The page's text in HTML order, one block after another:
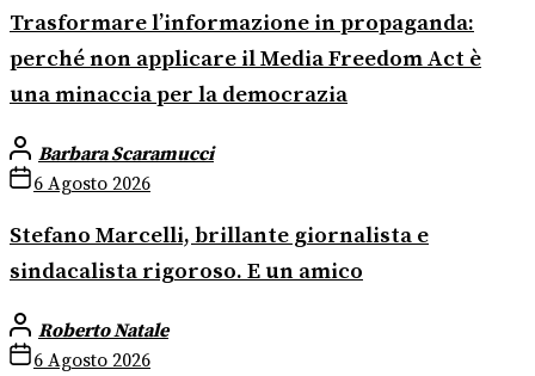
Trasformare l’informazione in propaganda:
perché non applicare il Media Freedom Act è
una minaccia per la democrazia
Barbara Scaramucci
6 Agosto 2026
Stefano Marcelli, brillante giornalista e
sindacalista rigoroso. E un amico
Roberto Natale
6 Agosto 2026